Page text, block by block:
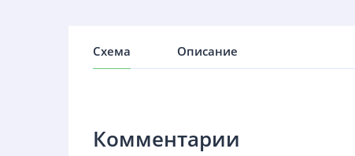
Схема Описание
Комментарии